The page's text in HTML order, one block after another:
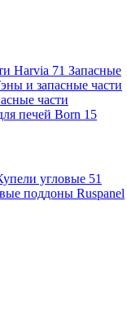
Harvia 71 Запасные
и запасные части
части
печей Born 15
угловые 51
поддоны Ruspanel